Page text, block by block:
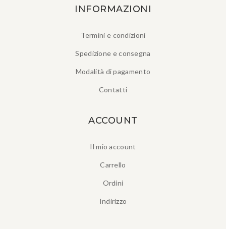
INFORMAZIONI
Termini e condizioni
Spedizione e consegna
Modalità di pagamento
Contatti
ACCOUNT
Il mio account
Carrello
Ordini
Indirizzo